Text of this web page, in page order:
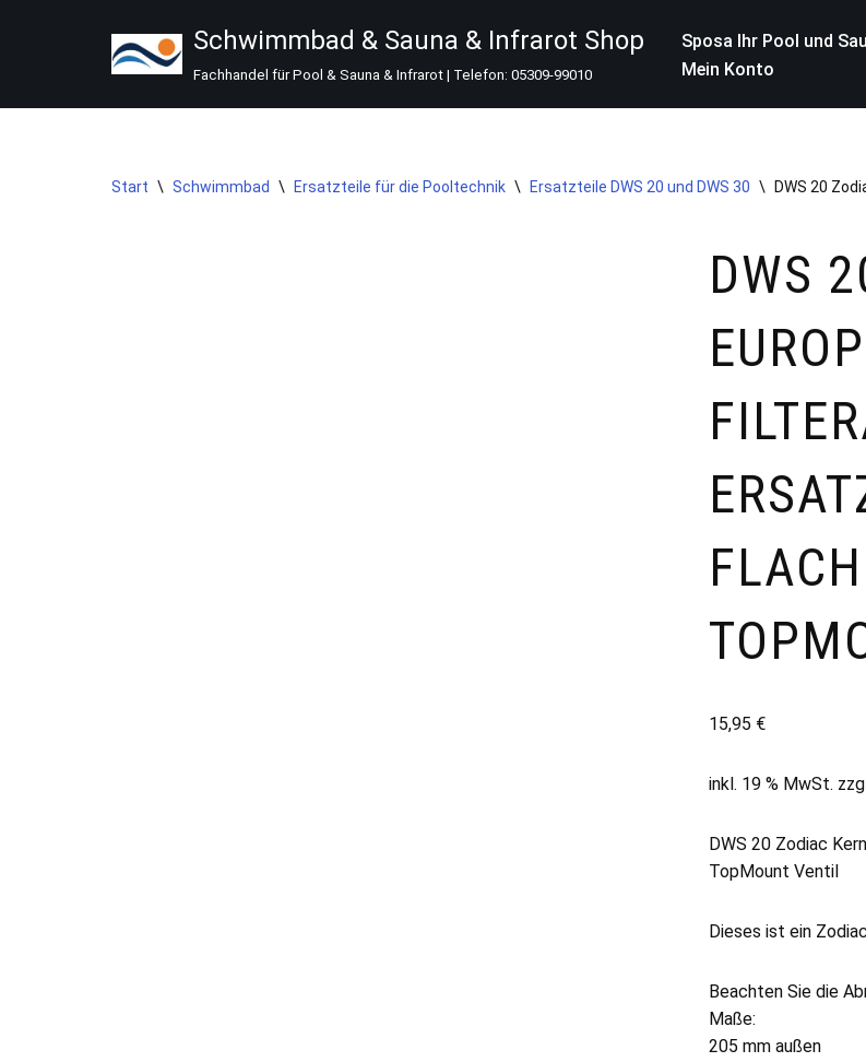
springen
Schwimmbad & Sauna & Infrarot Shop
Fachhandel für Pool & Sauna & Infrarot | Telefon: 05309-99010
Sposa Ihr Pool und
Mein Konto
Start \ Schwimmbad \ Ersatzteile für die Pooltechnik \ Ersatzteile DWS 20 und DWS 30 \ DWS 20
DWS
15,95 €
inkl. 19 % MwSt.
DWS 20 Zodiac
TopMount Ventil
Dieses ist ein
Beachten Sie die
Maße:
205 mm außen